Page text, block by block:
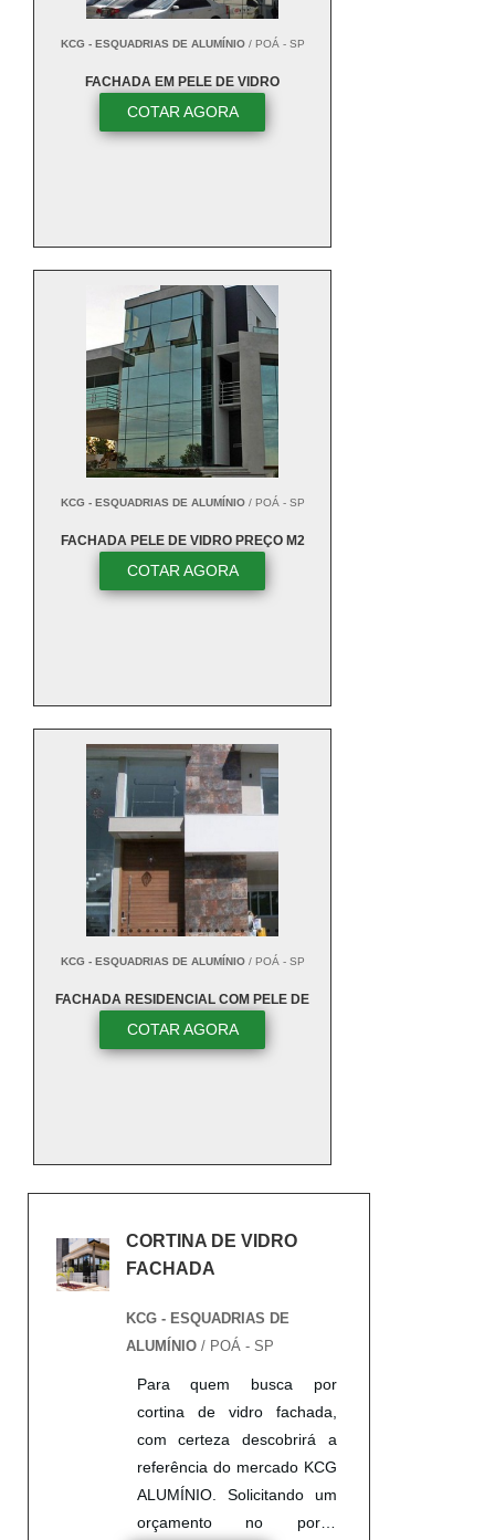
KCG - ESQUADRIAS DE ALUMÍNIO/ POÁ - SP
FACHADA EM PELE DE VIDRO
COTAR AGORA
KCG - ESQUADRIAS DE ALUMÍNIO/ POÁ - SP
FACHADA PELE DE VIDRO PREÇO M2
COTAR AGORA
KCG - ESQUADRIAS DE ALUMÍNIO/ POÁ - SP
FACHADA RESIDENCIAL COM PELE DE
VIDRO
COTAR AGORA
CORTINA DE VIDRO
FACHADA
KCG - ESQUADRIAS DE
ALUMÍNIO / POÁ - SP
Para quem busca por
cortina de vidro fachada,
com certeza descobrirá a
referência do mercado KCG
ALUMÍNIO. Solicitando um
orçamento no portal